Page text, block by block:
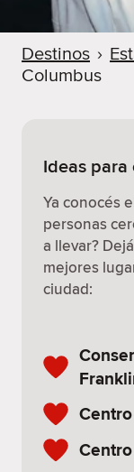
Destinos ›
Columbus
Ideas
Ya conocés
personas
a llevar?
mejores
ciudad: